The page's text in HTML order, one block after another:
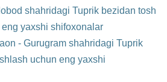
shahridagi Tuprik bezidan tosh
yaxshi shifoxonalar
- Gurugram shahridagi Tuprik
uchun eng yaxshi